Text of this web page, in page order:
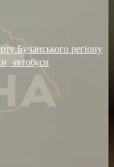
Бучанського регіону
автобуси